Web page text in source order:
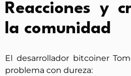
Reacciones y
la comunidad
El desarrollador bitcoiner
problema con dureza: